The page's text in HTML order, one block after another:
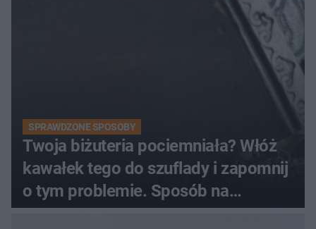
SPRAWDZONE SPOSOBY
Twoja biżuteria pociemniała? Włóż
kawałek tego do szuflady i zapomnij
o tym problemie. Sposób na
pociemniałą biżuterię